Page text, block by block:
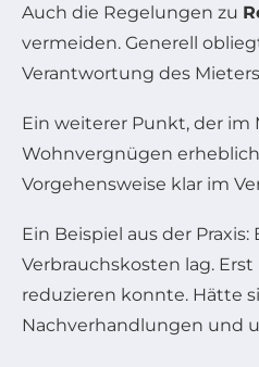
Auch die Regelungen zu
vermeiden. Generell
Verantwortung des
Ein weiterer Punkt, der
Wohnvergnügen
Vorgehensweise klar im
Ein Beispiel aus der
Verbrauchskosten lag.
reduzieren konnte. Hätte
Nachverhandlungen und